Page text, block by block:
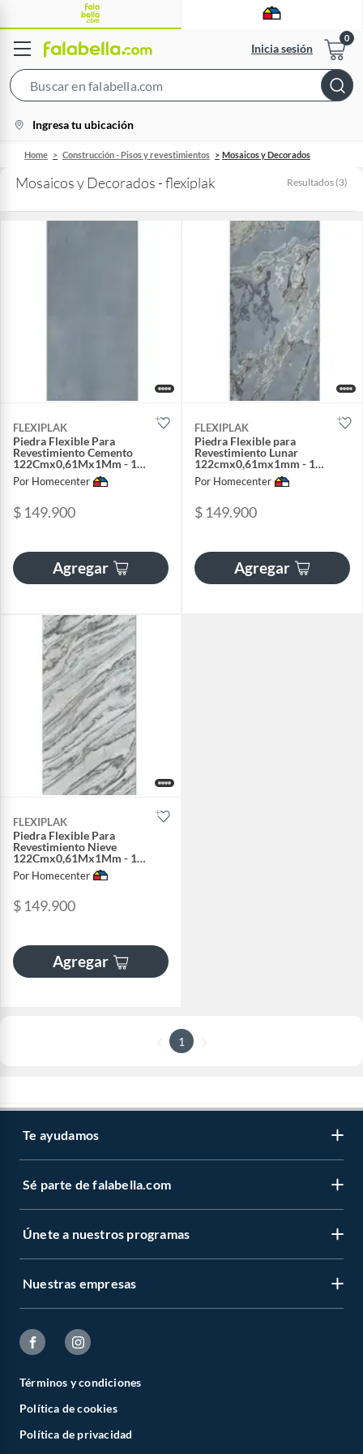
Inicia sesión
Bar
location-
icon
Ingresa tu ubicación
Home Construcción - Pisos y revestimientos Mosaicos y Decorados
Mosaicos y Decorados - flexiplak Resultados (3)
FLEXIPLAK
Piedra Flexible Para
Revestimiento Cemento
122Cmx0,61Mx1Mm - 1
Unidad
Por Homecenter
$ 149.900
Agregar
FLEXIPLAK
Piedra Flexible para
Revestimiento Lunar
122cmx0,61mx1mm - 1
unidad
Por Homecenter
$ 149.900
Agregar
FLEXIPLAK
Piedra Flexible Para
Revestimiento Nieve
122Cmx0,61Mx1Mm - 1
Unidad
Por Homecenter
$ 149.900
Agregar
1
Te ayudamos
Sé parte de falabella.com
Únete a nuestros programas
Nuestras empresas
Términos y condiciones
Política de cookies
Política de privacidad